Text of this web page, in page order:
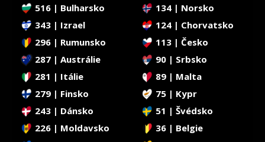
516 | Bulharsko
134 | Norsko
343 | Izrael
124 | Chorvatsko
296 | Rumunsko
113 | Česko
287 | Austrálie
90 | Srbsko
281 | Itálie
89 | Malta
279 | Finsko
75 | Kypr
243 | Dánsko
51 | Švédsko
226 | Moldavsko
36 | Belgie